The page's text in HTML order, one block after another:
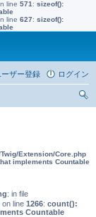
line 571 : sizeof():
line 627: sizeof():
ログイン
ーザー登録
Extension/Core.php
implements Countable
: in file
on line 1266: count():
Countable